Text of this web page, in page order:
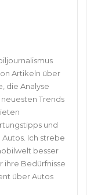
Artikeln über
die Analyse
Trends
und
Ich strebe
besser
ihre Bedürfnisse
über Autos